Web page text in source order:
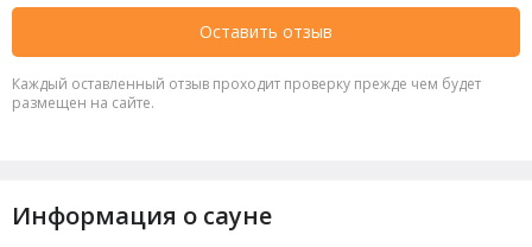
Оставить отзыв
Каждый оставленный отзыв проходит проверку прежде чем будет
размещен на сайте.
Информация о сауне